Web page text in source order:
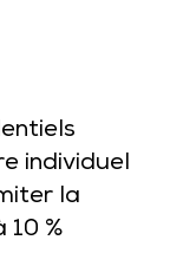
individuel
la
10 %